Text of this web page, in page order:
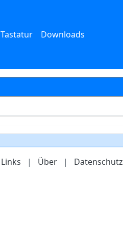
Tastatur Downloads
Links | Über | Datenschutz